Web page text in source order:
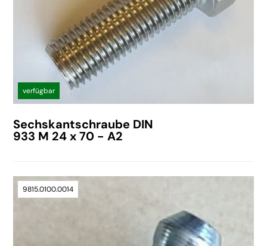
verfügbar
Sechskantschraube DIN
933 M 24 x 70 - A2
9815.0100.0014